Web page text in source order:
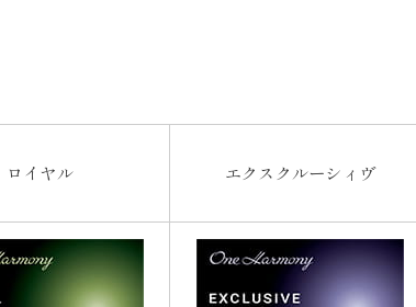
ロイヤル エクスクルーシィヴ